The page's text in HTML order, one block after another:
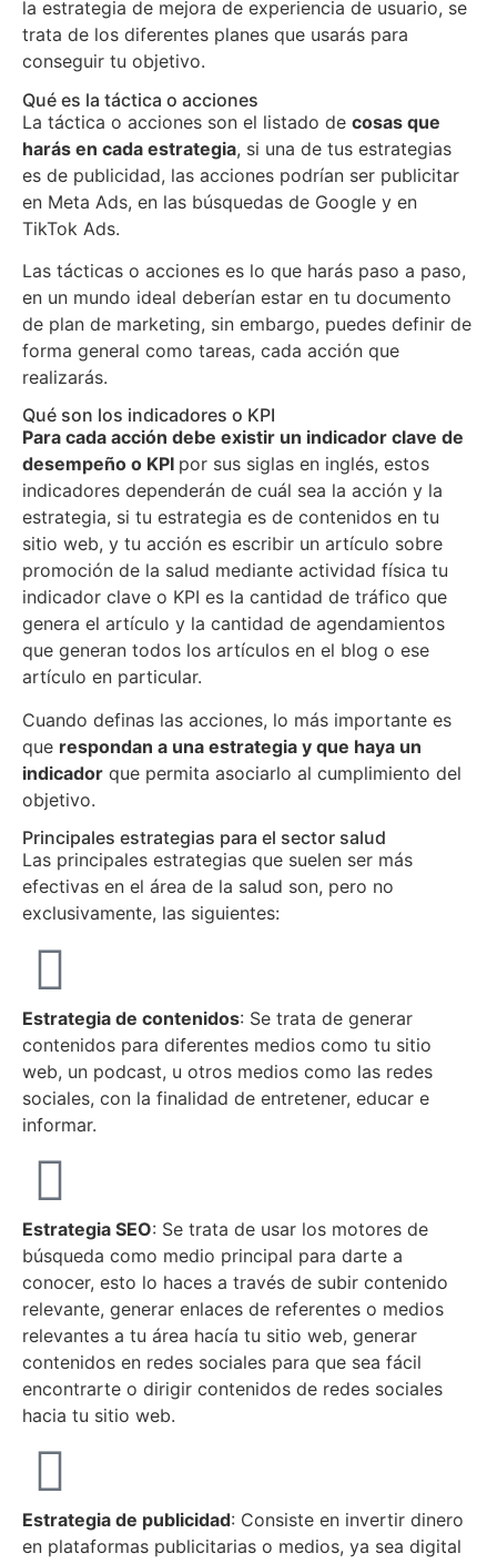
la estrategia de mejora de experiencia de usuario, se
trata de los diferentes planes que usarás para
conseguir tu objetivo.
Qué es la táctica o acciones
La táctica o acciones son el listado de cosas que
harás en cada estrategia, si una de tus estrategias
es de publicidad, las acciones podrían ser publicitar
en Meta Ads, en las búsquedas de Google y en
TikTok Ads.
Las tácticas o acciones es lo que harás paso a paso,
en un mundo ideal deberían estar en tu documento
de plan de marketing, sin embargo, puedes definir de
forma general como tareas, cada acción que
realizarás.
Qué son los indicadores o KPI
Para cada acción debe existir un indicador clave de
desempeño o KPI por sus siglas en inglés, estos
indicadores dependerán de cuál sea la acción y la
estrategia, si tu estrategia es de contenidos en tu
sitio web, y tu acción es escribir un artículo sobre
promoción de la salud mediante actividad física tu
indicador clave o KPI es la cantidad de tráfico que
genera el artículo y la cantidad de agendamientos
que generan todos los artículos en el blog o ese
artículo en particular.
Cuando definas las acciones, lo más importante es
que respondan a una estrategia y que haya un
indicador que permita asociarlo al cumplimiento del
objetivo.
Principales estrategias para el sector salud
Las principales estrategias que suelen ser más
efectivas en el área de la salud son, pero no
exclusivamente, las siguientes:
Estrategia de contenidos: Se trata de generar
contenidos para diferentes medios como tu sitio
web, un podcast, u otros medios como las redes
sociales, con la finalidad de entretener, educar e
informar.
Estrategia SEO: Se trata de usar los motores de
búsqueda como medio principal para darte a
conocer, esto lo haces a través de subir contenido
relevante, generar enlaces de referentes o medios
relevantes a tu área hacía tu sitio web, generar
contenidos en redes sociales para que sea fácil
encontrarte o dirigir contenidos de redes sociales
hacia tu sitio web.
Estrategia de publicidad: Consiste en invertir dinero
en plataformas publicitarias o medios, ya sea digital